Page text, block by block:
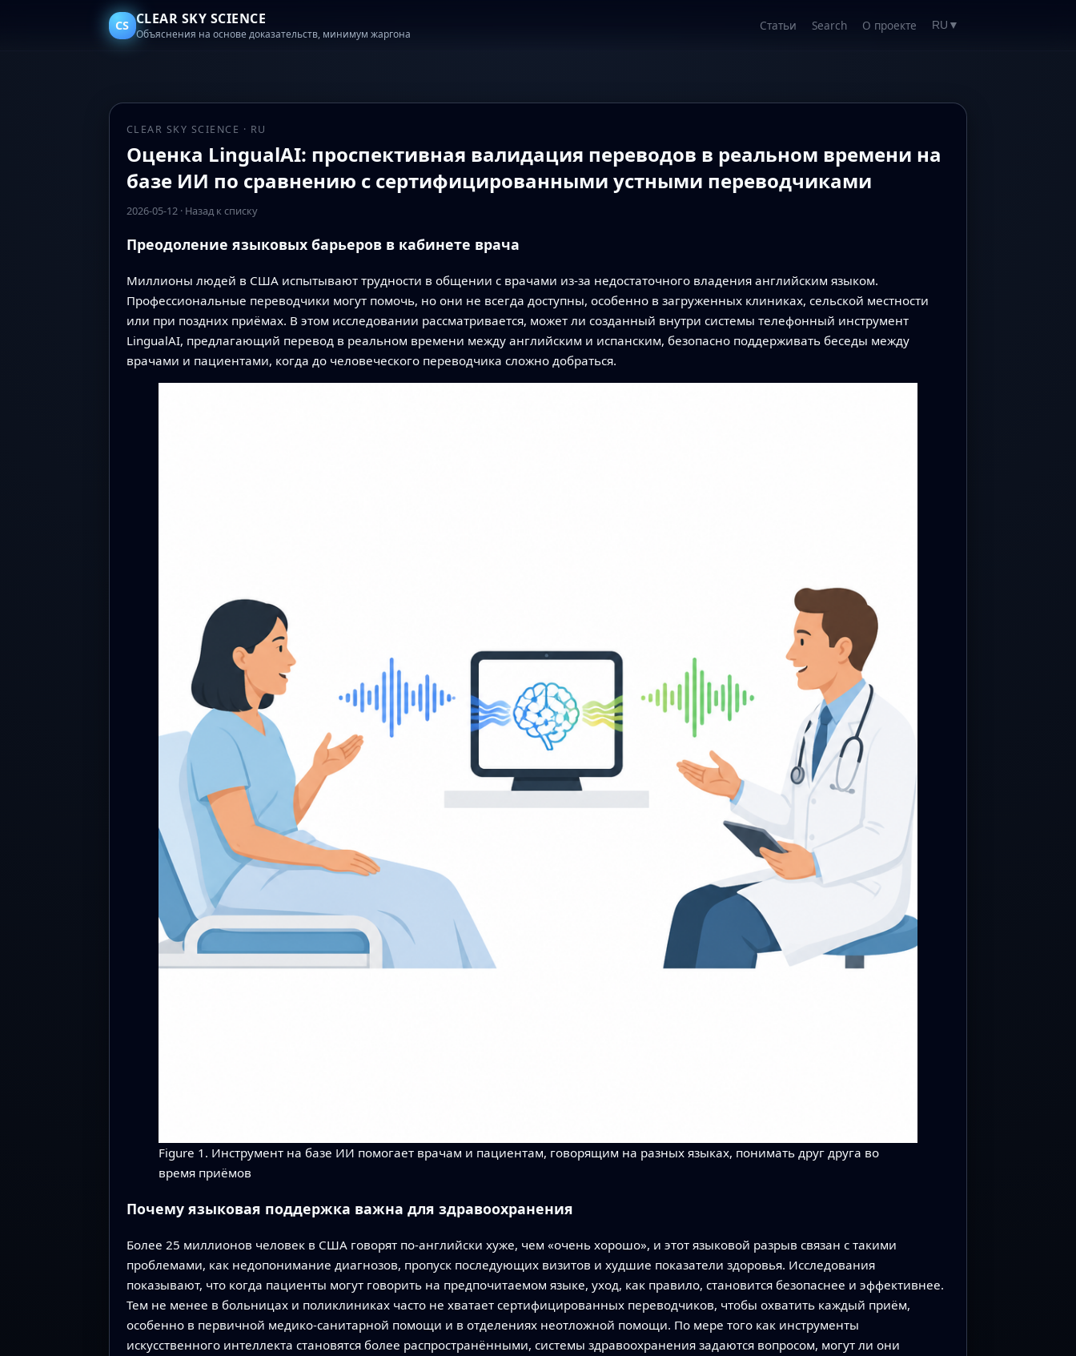
CS CLEAR SKY SCIENCE
Объяснения на основе доказательств, минимум жаргона
Статьи Search О проекте RU ▼
CLEAR SKY SCIENCE · RU
Оценка LingualAI: проспективная валидация переводов в реальном времени на
базе ИИ по сравнению с сертифицированными устными переводчиками
2026-05-12· Назад к списку
Преодоление языковых барьеров в кабинете врача
Миллионы людей в США испытывают трудности в общении с врачами из‑за недостаточного владения английским языком.
Профессиональные переводчики могут помочь, но они не всегда доступны, особенно в загруженных клиниках, сельской местности
или при поздних приёмах. В этом исследовании рассматривается, может ли созданный внутри системы телефонный инструмент
LingualAI, предлагающий перевод в реальном времени между английским и испанским, безопасно поддерживать беседы между
врачами и пациентами, когда до человеческого переводчика сложно добраться.
Figure 1. Инструмент на базе ИИ помогает врачам и пациентам, говорящим на разных языках, понимать друг друга во
время приёмов
Почему языковая поддержка важна для здравоохранения
Более 25 миллионов человек в США говорят по‑английски хуже, чем «очень хорошо», и этот языковой разрыв связан с такими
проблемами, как недопонимание диагнозов, пропуск последующих визитов и худшие показатели здоровья. Исследования
показывают, что когда пациенты могут говорить на предпочитаемом языке, уход, как правило, становится безопаснее и эффективнее.
Тем не менее в больницах и поликлиниках часто не хватает сертифицированных переводчиков, чтобы охватить каждый приём,
особенно в первичной медико‑санитарной помощи и в отделениях неотложной помощи. По мере того как инструменты
искусственного интеллекта становятся более распространёнными, системы здравоохранения задаются вопросом, могут ли они